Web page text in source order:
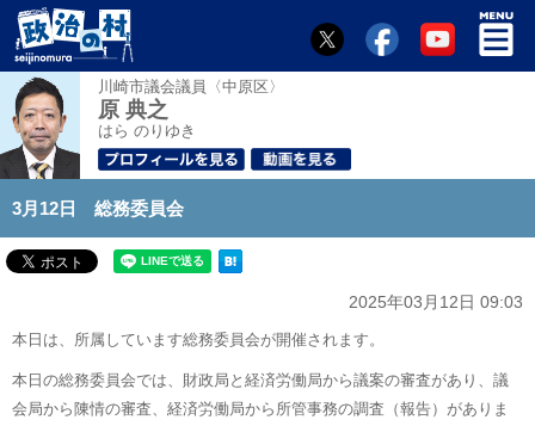
川崎市議会議員〈中原区〉
原 典之
はら のりゆき
3月12日 総務委員会
2025年03月12日 09:03
本日は、所属しています総務委員会が開催されます。
本日の総務委員会では、財政局と経済労働局から議案の審査があり、議
会局から陳情の審査、経済労働局から所管事務の調査（報告）がありま